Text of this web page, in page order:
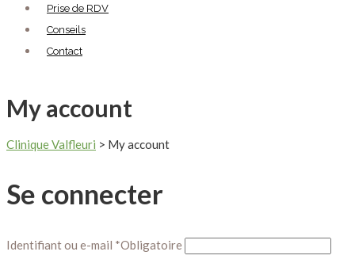
Prise de RDV
Conseils
Contact
My account
Clinique Valfleuri > My account
Se connecter
Identifiant ou e-mail *Obligatoire